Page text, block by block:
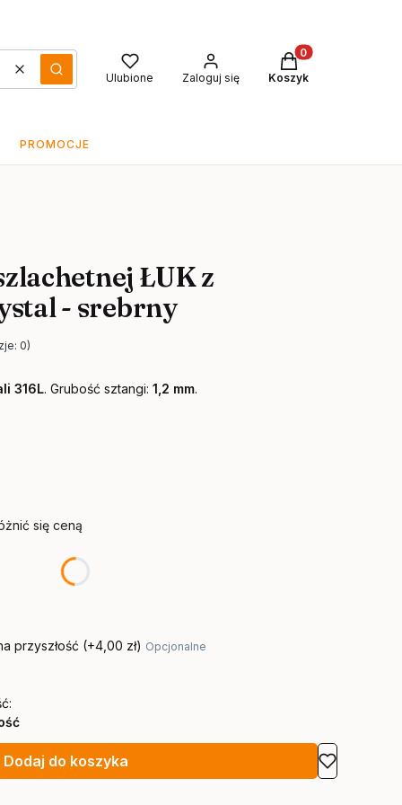
WyczyśćSzukaj Ulubione Zaloguj się
Produkty w
Koszyk
PROMOCJE
ŁUK z
- srebrny
0)
316L. Grubość sztangi: 1,2 mm.
się ceną
przyszłość (+4,00 zł) Opcjonalne
Dodaj do koszyka